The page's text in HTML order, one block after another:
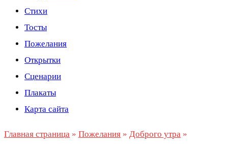
Стихи
Тосты
Пожелания
Открытки
Сценарии
Плакаты
Карта сайта
Главная страница » Пожелания » Доброго утра »